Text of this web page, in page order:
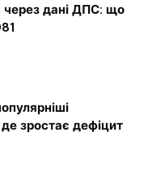
через дані ДПС: що
де зростає дефіцит